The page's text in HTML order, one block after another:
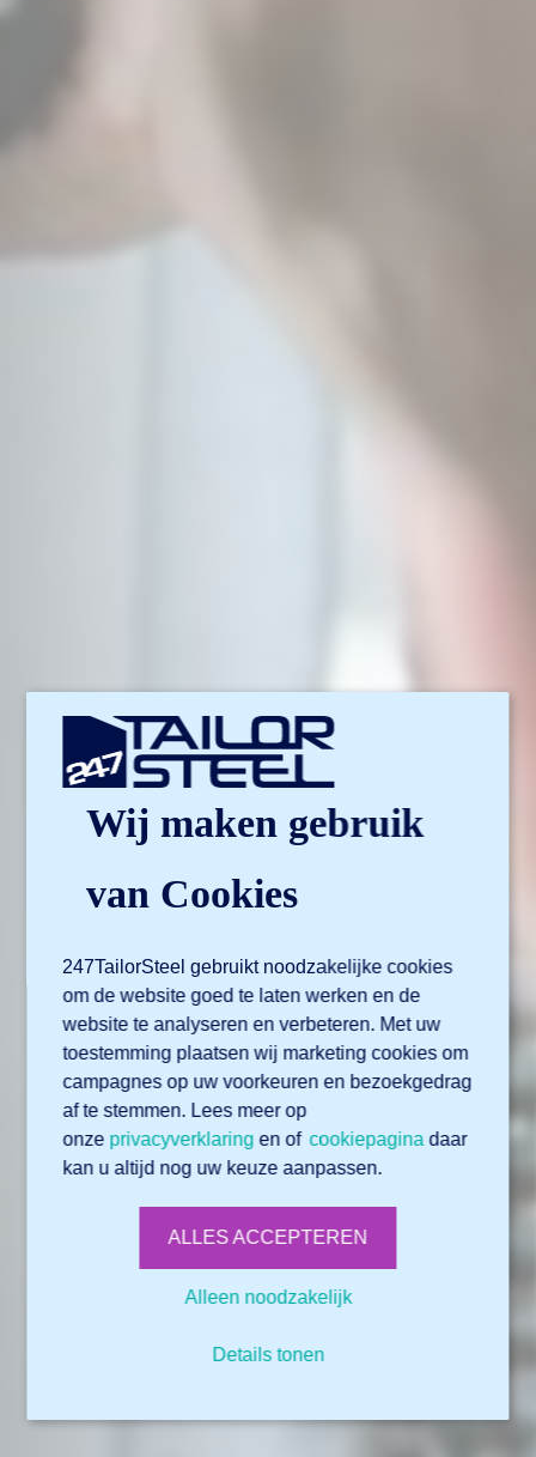
Wij maken gebruik
van Cookies
247TailorSteel gebruikt noodzakelijke cookies
om de website goed te laten werken en de
website te analyseren en verbeteren. Met uw
toestemming plaatsen wij marketing cookies om
campagnes op uw voorkeuren en bezoekgedrag
af te stemmen. Lees meer op
onze privacyverklaring en ofcookiepagina daar
kan u altijd nog uw keuze aanpassen.
ALLES ACCEPTEREN
Alleen noodzakelijk
Details tonen